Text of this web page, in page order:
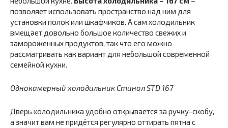
позволяет использовать пространство над ним для
установки полок или шкафчиков. А сам холодильник
вмещает довольно большое количество свежих и
замороженных продуктов, так что его можно
рассматривать как вариант для небольшой современной
семейной кухни.
Однокамерный холодильник Стинол STD 167
Дверь холодильника удобно открывается за ручку-скобу,
а значит вам не придётся регулярно оттирать пятна с